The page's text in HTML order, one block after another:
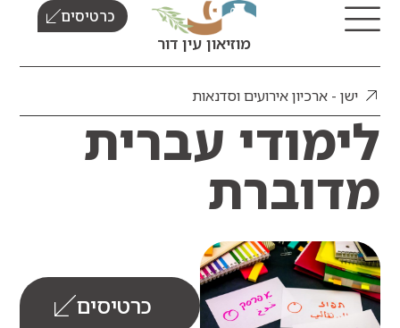
מוזיאון עין דור
כרטיסים
- ארכיון אירועים וסדנאות
עברית
כרטיסים